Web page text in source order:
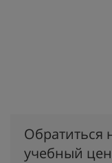
Обратиться
учебный